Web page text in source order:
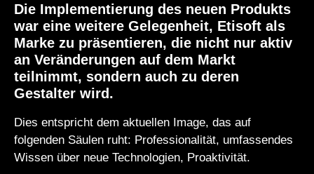
Die Implementierung des neuen Produkts
war eine weitere Gelegenheit, Etisoft als
Marke zu präsentieren, die nicht nur aktiv
an Veränderungen auf dem Markt
teilnimmt, sondern auch zu deren
Gestalter wird.
Dies entspricht dem aktuellen Image, das auf
folgenden Säulen ruht: Professionalität, umfassendes
Wissen über neue Technologien, Proaktivität.